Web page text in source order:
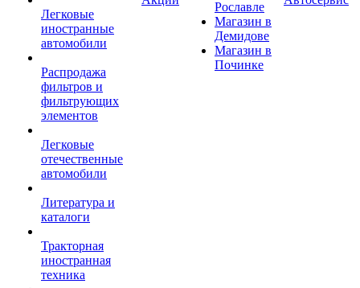
Легковые
иностранные
автомобили
Распродажа
фильтров и
фильтрующих
элементов
Легковые
отечественные
автомобили
Литература и
каталоги
Тракторная
иностранная
техника
Рославле
Магазин в
Демидове
Магазин в
Починке